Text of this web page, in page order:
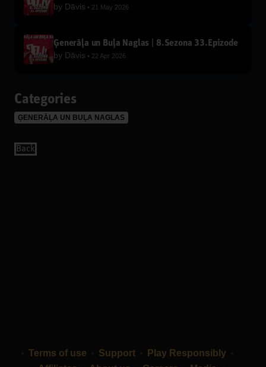
by Dāvis 21 May 2026
Ģenerāļa un Buļa Naglas | 8.Sezona 33.Epizode
by Dāvis 22 Apr 2026
Categories
ĢENERĀĻA UN BUĻA NAGLAS
Back
Terms of use Support
Play Responsibly